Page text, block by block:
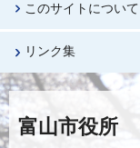
このサイトについて
リンク集
富山市役所